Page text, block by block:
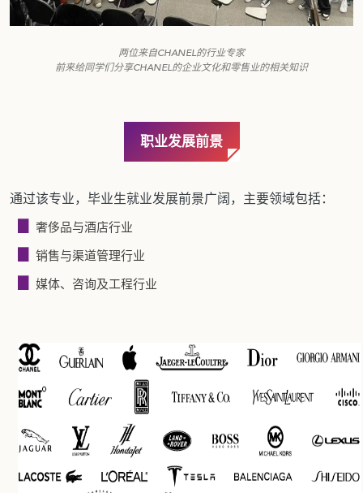
两位来自CHANEL的行业专家
前来给同学们分享CHANEL的企业文化和零售业的相关知识
职业发展前景
通过该专业，毕业生就业发展前景广阔，主要领域包括：
奢侈品与酒店行业
销售与渠道管理行业
媒体、咨询及工程行业